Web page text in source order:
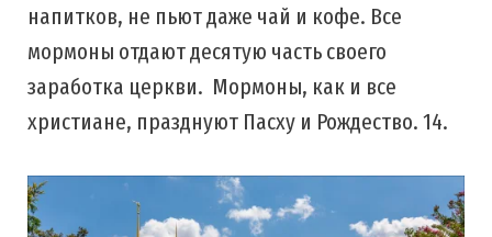
напитков, не пьют даже чай и кофе. Все
мормоны отдают десятую часть своего
заработка церкви. Мормоны, как и все
христиане, празднуют Пасху и Рождество. 14.